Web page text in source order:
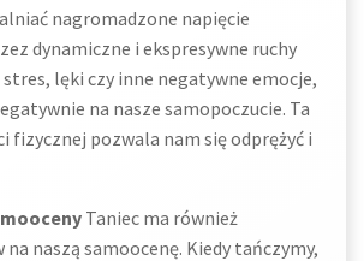
nagromadzone napięcie
dynamiczne i ekspresywne ruchy
lęki czy inne negatywne emocje,
na nasze samopoczucie. Ta
fizycznej pozwala nam się odprężyć i
Taniec ma również
na naszą samoocenę. Kiedy tańczymy,